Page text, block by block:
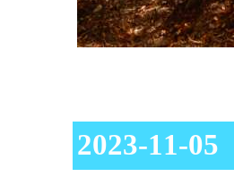
2023-11-